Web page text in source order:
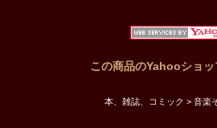
この商品のYahooショッ
本、雑誌、コミック > 音楽